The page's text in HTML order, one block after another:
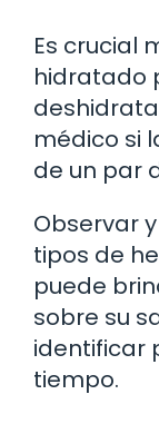
Es crucial
hidratado
médico si
de un par
Observar
tipos de
puede
sobre su
identificar
tiempo.